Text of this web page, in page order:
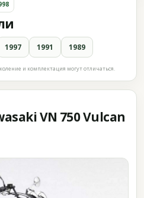
1997 1991 1989
и комплектация могут отличаться.
VN 750 Vulcan